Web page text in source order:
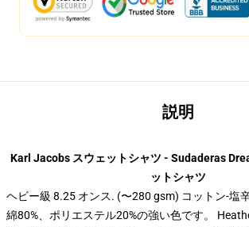
説明
Karl Jacobs スウェットシャツ - Sudaderas
ットシャツ
ヘビー級 8.25 オンス. (〜280 gsm) コットン-塩
綿80%、ポリエステル20%の強い色です。